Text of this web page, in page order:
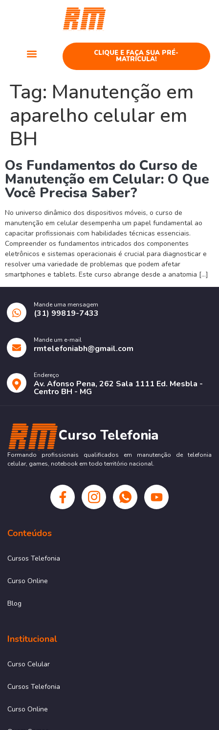
CLIQUE E FAÇA SUA PRÉ-
MATRÍCULA!
Tag: Manutenção em
aparelho celular em
BH
Os Fundamentos do Curso de
Manutenção em Celular: O Que
Você Precisa Saber?
No universo dinâmico dos dispositivos móveis, o curso de
manutenção em celular desempenha um papel fundamental ao
capacitar profissionais com habilidades técnicas essenciais.
Compreender os fundamentos intricados dos componentes
eletrônicos e sistemas operacionais é crucial para diagnosticar e
resolver uma variedade de problemas que podem afetar
smartphones e tablets. Este curso abrange desde a anatomia […]
Mande uma mensagem
(31) 99819-7433
Mande um e-mail
rmtelefoniabh@gmail.com
Endereço
Av. Afonso Pena, 262 Sala 1111 Ed. Mesbla -
Centro BH - MG
Curso Telefonia
Formando profissionais qualificados em manutenção de telefonia
celular, games, notebook em todo território nacional.
Conteúdos
Cursos Telefonia
Curso Online
Blog
Institucional
Curso Celular
Cursos Telefonia
Curso Online